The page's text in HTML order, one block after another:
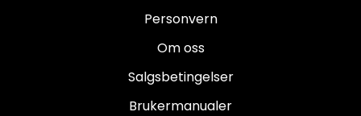
Personvern
Om oss
Salgsbetingelser
Brukermanualer